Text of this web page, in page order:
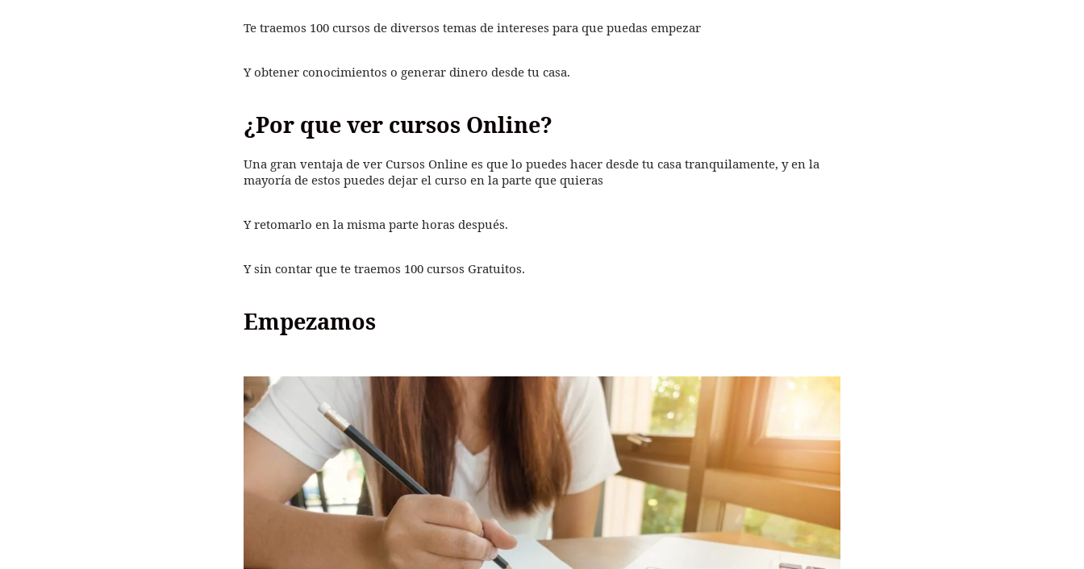
Te traemos 100 cursos de diversos temas de intereses para que puedas empezar
Y obtener conocimientos o generar dinero desde tu casa.
¿Por que ver cursos Online?
Una gran ventaja de ver Cursos Online es que lo puedes hacer desde tu casa tranquilamente, y en la
mayoría de estos puedes dejar el curso en la parte que quieras
Y retomarlo en la misma parte horas después.
Y sin contar que te traemos 100 cursos Gratuitos.
Empezamos